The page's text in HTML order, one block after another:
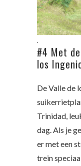
.
#4 Met
los
De Valle de
Trinidad,
dag. Als je
er met een
trein